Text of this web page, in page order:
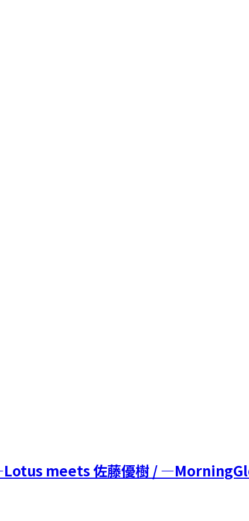
meets 佐藤優樹 /